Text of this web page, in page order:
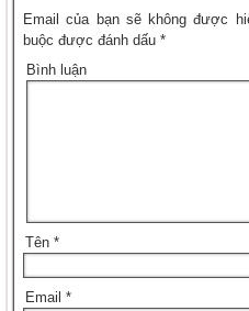
Email của bạn sẽ không được
buộc được đánh dấu *
Bình luận
Tên *
Email *